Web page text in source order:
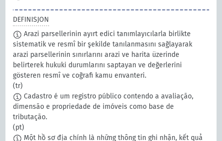
DEFINISJON
Arazi parsellerinin ayırt edici tanımlayıcılarla birlikte
sistematik ve resmî bir şekilde tanılanmasını sağlayarak
arazi parsellerinin sınırlarını arazi ve harita üzerinde
belirterek hukuki durumlarını saptayan ve değerlerini
gösteren resmî ve coğrafi kamu envanteri.
(tr)
Cadastro é um registro público contendo a avaliação,
dimensão e propriedade de imóveis como base de
tributação.
(pt)
Một hồ sơ địa chính là những thông tin ghi nhận, kết quả